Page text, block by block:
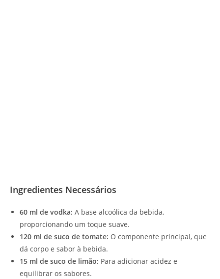
Ingredientes Necessários
60 ml de vodka: A base alcoólica da bebida,
proporcionando um toque suave.
120 ml de suco de tomate: O componente principal, que
dá corpo e sabor à bebida.
15 ml de suco de limão: Para adicionar acidez e
equilibrar os sabores.